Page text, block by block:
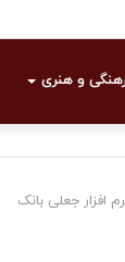
و هنری
جعلی بانک